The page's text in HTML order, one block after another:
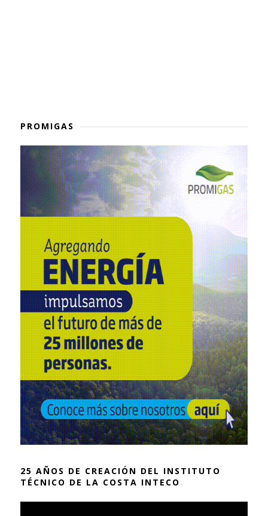
PROMIGAS
25 AÑOS DE CREACIÓN DEL INSTITUTO
TÉCNICO DE LA COSTA INTECO